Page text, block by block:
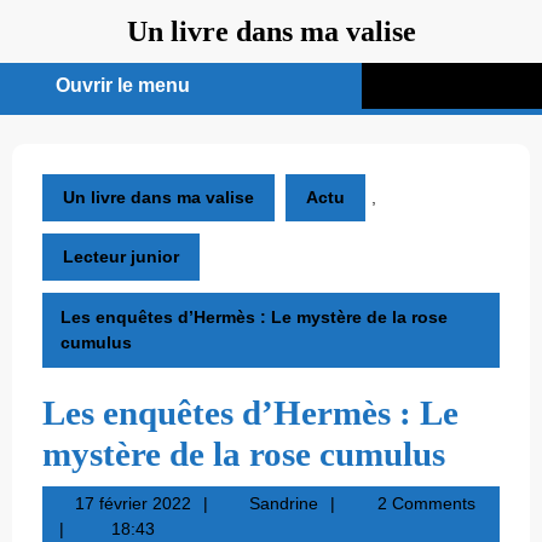
contenu
Un livre dans ma valise
Ouvrir le menu
menu
Un livre dans ma valise Actu
Lecteur junior
Les enquêtes d’Hermès : Le mystère de la rose
cumulus
Les enquêtes d’Hermès : Le
mystère de la rose cumulus
17 février 202217
SandrineSandrine2 Comments
18:43